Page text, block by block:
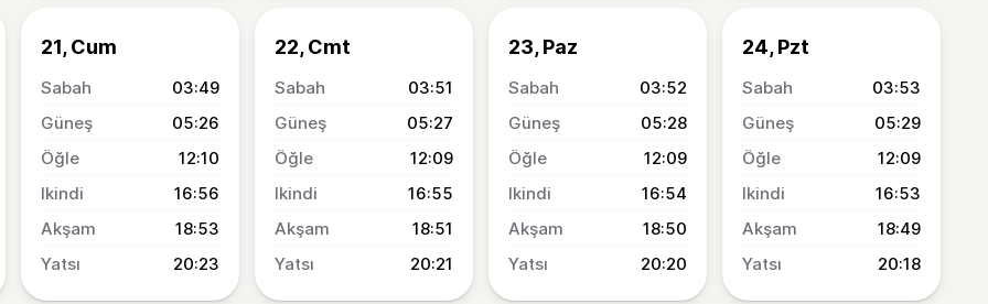
21, Cum
03:49
05:26
12:10
16:56
18:53
20:23
22, Cmt
03:51
05:27
12:09
16:55
18:51
20:21
23, Paz
03:52
05:28
12:09
16:54
18:50
20:20
24, Pzt
03:53
05:29
12:09
16:53
18:49
20:18